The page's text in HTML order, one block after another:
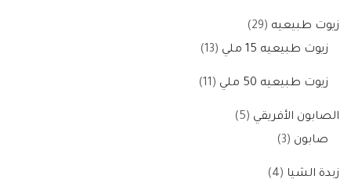
زيوت طبيعيه
29
زيوت طبيعيه 15 ملي
13
زيوت طبيعيه 50 ملي 11
الصابون الأفريقي
5
صابون
3
زبدة الشيا 4